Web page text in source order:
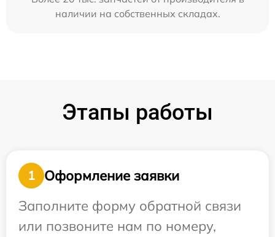
наличии на собственных складах.
Этапы работы
1
Оформление заявки
Заполните форму обратной связи
или позвоните нам по номеру,